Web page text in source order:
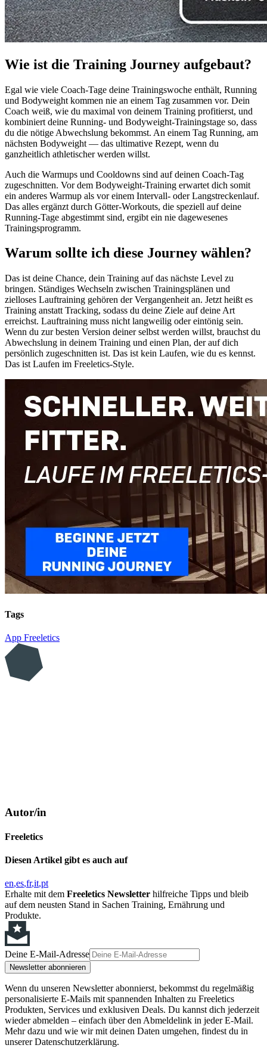
Wie ist die Training Journey aufgebaut?
Egal wie viele Coach-Tage deine Trainingswoche enthält, Running
und Bodyweight kommen nie an einem Tag zusammen vor. Dein
Coach weiß, wie du maximal von deinem Training profitierst, und
kombiniert deine Running- und Bodyweight-Trainingstage so, dass
du die nötige Abwechslung bekommst. An einem Tag Running, am
nächsten Bodyweight — das ultimative Rezept, wenn du
ganzheitlich athletischer werden willst.
Auch die Warmups und Cooldowns sind auf deinen Coach-Tag
zugeschnitten. Vor dem Bodyweight-Training erwartet dich somit
ein anderes Warmup als vor einem Intervall- oder Langstreckenlauf.
Das alles ergänzt durch Götter-Workouts, die speziell auf deine
Running-Tage abgestimmt sind, ergibt ein nie dagewesenes
Trainingsprogramm.
Warum sollte ich diese Journey wählen?
Das ist deine Chance, dein Training auf das nächste Level zu
bringen. Ständiges Wechseln zwischen Trainingsplänen und
zielloses Lauftraining gehören der Vergangenheit an. Jetzt heißt es
Training anstatt Tracking, sodass du deine Ziele auf deine Art
erreichst. Lauftraining muss nicht langweilig oder eintönig sein.
Wenn du zur besten Version deiner selbst werden willst, brauchst du
Abwechslung in deinem Training und einen Plan, der auf dich
persönlich zugeschnitten ist. Das ist kein Laufen, wie du es kennst.
Das ist Laufen im Freeletics-Style.
Tags
App Freeletics
Autor/in
Freeletics
Diesen Artikel gibt es auch auf
en es fr it pt
Erhalte mit dem Freeletics Newsletter hilfreiche Tipps und bleib
auf dem neusten Stand in Sachen Training, Ernährung und
Produkte.
Deine E-Mail-Adresse
Newsletter abonnieren
Wenn du unseren Newsletter abonnierst, bekommst du regelmäßig
personalisierte E-Mails mit spannenden Inhalten zu Freeletics
Produkten, Services und exklusiven Deals. Du kannst dich jederzeit
wieder abmelden – einfach über den Abmeldelink in jeder E-Mail.
Mehr dazu und wie wir mit deinen Daten umgehen, findest du in
unserer Datenschutzerklärung.